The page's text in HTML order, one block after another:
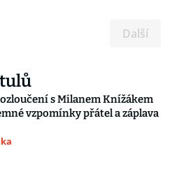
Další
s Milanem Knížákem
vzpomínky přátel a záplava